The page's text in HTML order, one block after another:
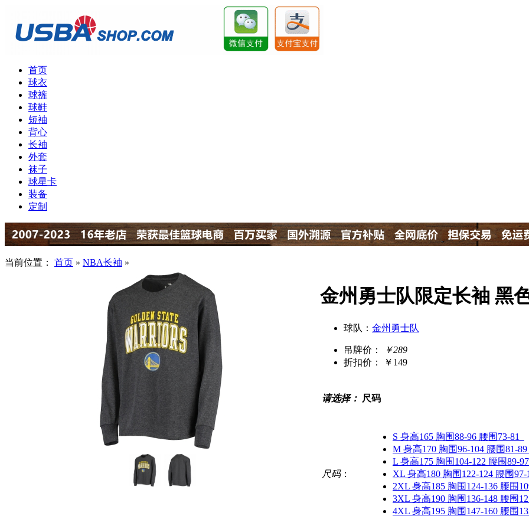
首页
球衣
球裤
球鞋
短袖
背心
长袖
外套
袜子
球星卡
装备
定制
当前位置： 首页 » NBA长袖 »
金州勇士队限定长袖 黑
球队： 金州勇士队
吊牌价：
￥289
折扣价：
￥149
请选择： 尺码
尺码：
S 身高165 胸围88-96 腰围73-81
M 身高170 胸围96-104 腰围81-89
L 身高175 胸围104-122 腰围89-97
XL 身高180 胸围122-124 腰围97-
2XL 身高185 胸围124-136 腰围
3XL 身高190 胸围136-148 腰围
4XL 身高195 胸围147-160 腰围